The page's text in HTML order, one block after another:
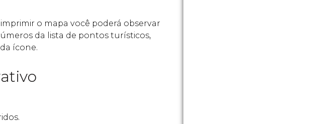
o mapa você poderá observar
da lista de pontos turísticos,
ícone.